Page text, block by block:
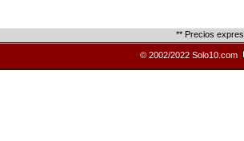
** Precios
© 2002/2022 Solo10.com